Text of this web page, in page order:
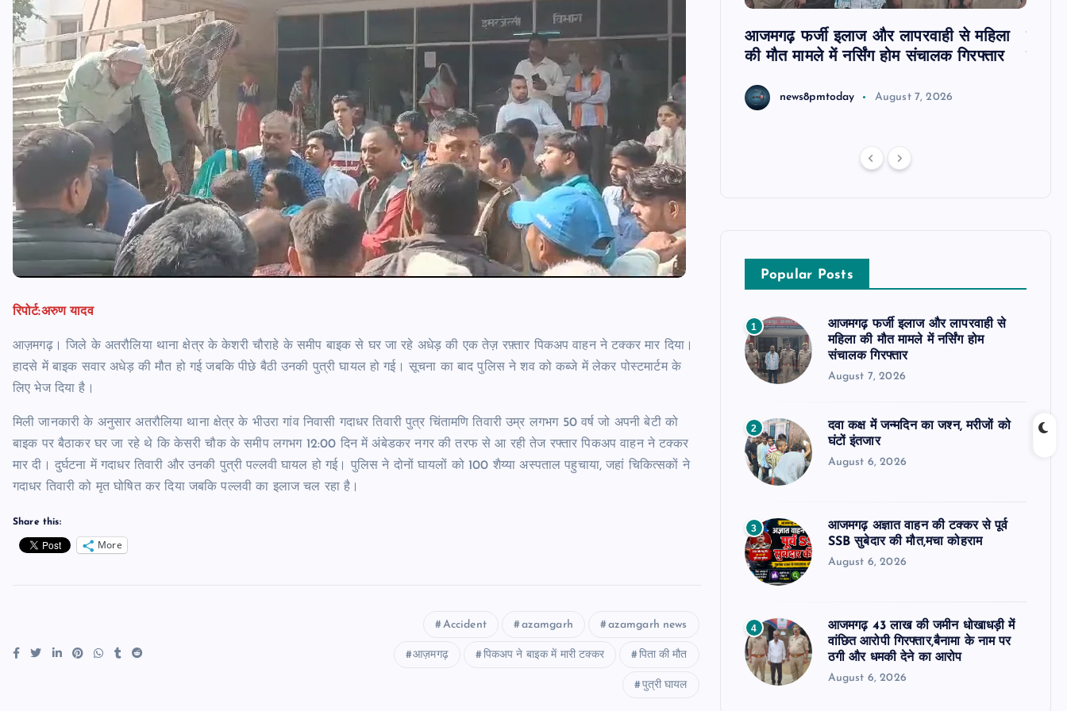
रिपोर्ट:अरुण यादव
आज़मगढ़। जिले के अतरौलिया थाना क्षेत्र के केशरी चौराहे के समीप बाइक से घर जा रहे अधेड़ की एक तेज़ रफ़्तार पिकअप वाहन ने टक्कर मार दिया।
हादसे में बाइक सवार अधेड़ की मौत हो गई जबकि पीछे बैठी उनकी पुत्री घायल हो गई। सूचना का बाद पुलिस ने शव को कब्जे में लेकर पोस्टमार्टम के
लिए भेज दिया है।
मिली जानकारी के अनुसार अतरौलिया थाना क्षेत्र के भीउरा गांव निवासी गदाधर तिवारी पुत्र चिंतामणि तिवारी उम्र लगभग 50 वर्ष जो अपनी बेटी को
बाइक पर बैठाकर घर जा रहे थे कि केसरी चौक के समीप लगभग 12:00 दिन में अंबेडकर नगर की तरफ से आ रही तेज रफ्तार पिकअप वाहन ने टक्कर
मार दी। दुर्घटना में गदाधर तिवारी और उनकी पुत्री पल्लवी घायल हो गई। पुलिस ने दोनों घायलों को 100 शैय्या अस्पताल पहुचाया, जहां चिकित्सकों ने
गदाधर तिवारी को मृत घोषित कर दिया जबकि पल्लवी का इलाज चल रहा है।
Share this:
More
Accident azamgarh azamgarh news
आज़मगढ़ पिकअप ने बाइक में मारी टक्कर पिता की मौत
पुत्री घायल
आजमगढ़ फर्जी इलाज और लापरवाही से महिला
की मौत मामले में नर्सिंग होम संचालक गिरफ्तार
news8pmtoday August 7, 2026
दवा
इंतजार
Popular Posts
1
आजमगढ़ फर्जी इलाज और लापरवाही से
महिला की मौत मामले में नर्सिंग होम
संचालक गिरफ्तार
August 7, 2026
2
दवा कक्ष में जन्मदिन का जश्न, मरीजों को
घंटों इंतजार
August 6, 2026
3
आजमगढ़ अज्ञात वाहन की टक्कर से पूर्व
SSB सुबेदार की मौत,मचा कोहराम
August 6, 2026
4
आजमगढ़ 43 लाख की जमीन धोखाधड़ी में
वांछित आरोपी गिरफ्तार,बैनामा के नाम पर
ठगी और धमकी देने का आरोप
August 6, 2026